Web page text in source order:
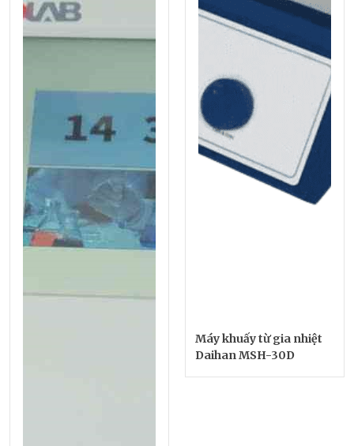
Máy khuấy từ gia nhiệt
Daihan MSH-30D